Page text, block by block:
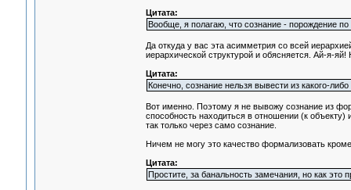
Цитата:
Вообще, я полагаю, что сознание - порождение
Да откуда у вас эта асимметрия со всей
иерархической структурой и обясняется. Ай-я-
Цитата:
Конечно, сознание нельзя вывести из какого-
Вот именно. Поэтому я не вывожу сознание из
способность находиться в отношении (к
так только через само сознание.
Ничем не могу это качество формализовать
Цитата:
Простите, за банальность замечания, но как